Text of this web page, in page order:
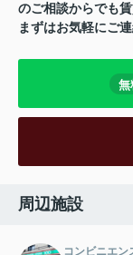
のご相談からでも
まずはお気軽にご
無
周辺施設
コンビニエン